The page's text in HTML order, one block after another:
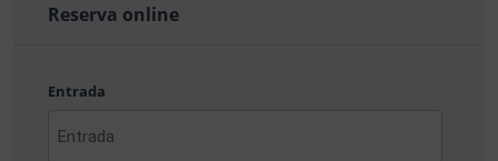
Reserva online
Entrada
AAAA